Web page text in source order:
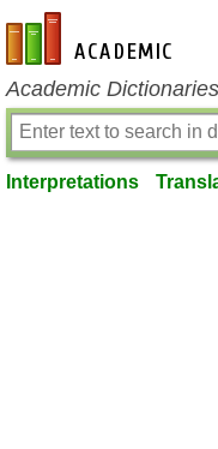
en-academic.com
Academic
Interpretations